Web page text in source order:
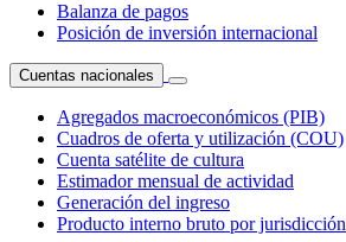
Balanza de pagos
Posición de inversión internacional
Cuentas nacionales
Agregados macroeconómicos (PIB)
Cuadros de oferta y utilización (COU)
Cuenta satélite de cultura
Estimador mensual de actividad
Generación del ingreso
Producto interno bruto por jurisdicción